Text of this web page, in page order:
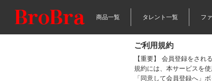
商品一覧 タレント一覧 フ
ご利用規約
【重要】 会員登録をされ
規約には、本サービスを
「同意して会員登録へ」